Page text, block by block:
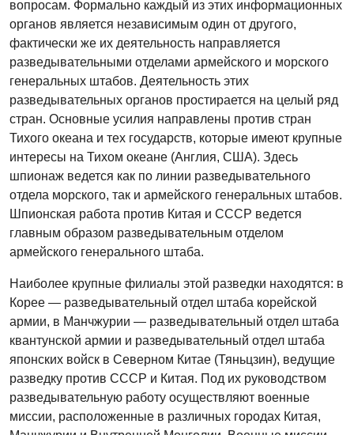
вопросам. Формально каждый из этих информационных
органов является независимым один от другого,
фактически же их деятельность направляется
разведывательными отделами армейского и морского
генеральных штабов. Деятельность этих
разведывательных органов простирается на целый ряд
стран. Основные усилия направлены против стран
Тихого океана и тех государств, которые имеют крупные
интересы на Тихом океане (Англия, США). Здесь
шпионаж ведется как по линии разведывательного
отдела морского, так и армейского генеральных штабов.
Шпионская работа против Китая и СССР ведется
главным образом разведывательным отделом
армейского генерального штаба.
Наиболее крупные филиалы этой разведки находятся: в
Корее — разведывательный отдел штаба корейской
армии, в Манчжурии — разведывательный отдел штаба
квантунской армии и разведывательный отдел штаба
японских войск в Северном Китае (Тяньцзин), ведущие
разведку против СССР и Китая. Под их руководством
разведывательную работу осуществляют военные
миссии, расположенные в различных городах Китая,